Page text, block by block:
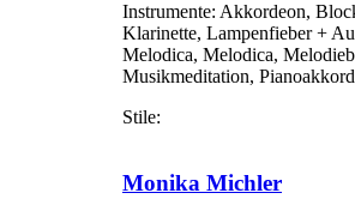
Instrumente: Akkordeon,
Klarinette, Lampenfieber +
Melodica, Melodica,
Musikmeditation,
Stile:
Monika Michler